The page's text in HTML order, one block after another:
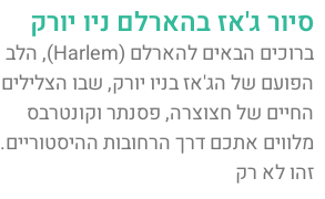
סיור ג'אז בהארלם ניו יורק
ברוכים הבאים להארלם (Harlem), הלב
הפועם של הג'אז בניו יורק, שבו הצלילים
החיים של חצוצרה, פסנתר וקונטרבס
מלווים אתכם דרך הרחובות ההיסטוריים.
זהו לא רק